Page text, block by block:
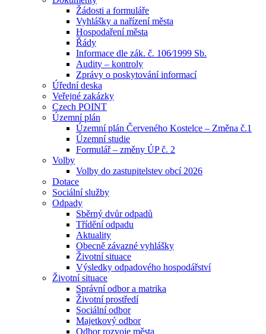
Žádosti a formuláře
Vyhlášky a nařízení města
Hospodaření města
Řády
Informace dle zák. č. 106⁄1999 Sb.
Audity – kontroly
Zprávy o poskytování informací
Úřední deska
Veřejné zakázky
Czech POINT
Územní plán
Územní plán Červeného Kostelce – Změna č.1
Územní studie
Formulář – změny ÚP č. 2
Volby
Volby do zastupitelstev obcí 2026
Dotace
Sociální služby
Odpady
Sběrný dvůr odpadů
Třídění odpadu
Aktuality
Obecně závazné vyhlášky
Životní situace
Výsledky odpadového hospodářství
Životní situace
Správní odbor a matrika
Životní prostředí
Sociální odbor
Majetkový odbor
Odbor rozvoje města